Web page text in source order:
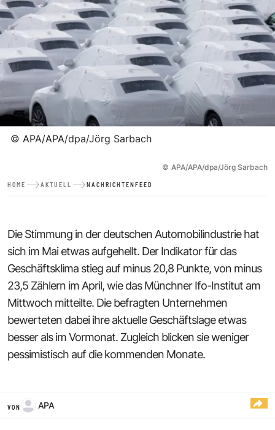
© APA/APA/dpa/Jörg Sarbach
© APA/APA/dpa/Jörg Sarbach
HOME AKTUELL NACHRICHTENFEED
Die Stimmung in der deutschen Automobilindustrie hat
sich im Mai etwas aufgehellt. Der Indikator für das
Geschäftsklima stieg auf minus 20,8 Punkte, von minus
23,5 Zählern im April, wie das Münchner Ifo-Institut am
Mittwoch mitteilte. Die befragten Unternehmen
bewerteten dabei ihre aktuelle Geschäftslage etwas
besser als im Vormonat. Zugleich blicken sie weniger
pessimistisch auf die kommenden Monate.
VON APA